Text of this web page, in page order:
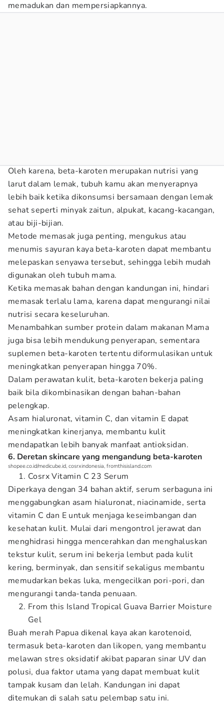
memadukan dan mempersiapkannya.
Oleh karena, beta-karoten merupakan nutrisi yang
larut dalam lemak, tubuh kamu akan menyerapnya
lebih baik ketika dikonsumsi bersamaan dengan lemak
sehat seperti minyak zaitun, alpukat, kacang-kacangan,
atau biji-bijian.
Metode memasak juga penting, mengukus atau
menumis sayuran kaya beta-karoten dapat membantu
melepaskan senyawa tersebut, sehingga lebih mudah
digunakan oleh tubuh mama.
Ketika memasak bahan dengan kandungan ini, hindari
memasak terlalu lama, karena dapat mengurangi nilai
nutrisi secara keseluruhan.
Menambahkan sumber protein dalam makanan Mama
juga bisa lebih mendukung penyerapan, sementara
suplemen beta-karoten tertentu diformulasikan untuk
meningkatkan penyerapan hingga 70%.
Dalam perawatan kulit, beta-karoten bekerja paling
baik bila dikombinasikan dengan bahan-bahan
pelengkap.
Asam hialuronat, vitamin C, dan vitamin E dapat
meningkatkan kinerjanya, membantu kulit
mendapatkan lebih banyak manfaat antioksidan.
6. Deretan skincare yang mengandung beta-karoten
shopee.co.id/medicube.id, cosrxindonesia, fromthisisland.com
Cosrx Vitamin C 23 Serum
Diperkaya dengan 34 bahan aktif, serum serbaguna ini
menggabungkan asam hialuronat, niacinamide, serta
vitamin C dan E untuk menjaga keseimbangan dan
kesehatan kulit. Mulai dari mengontrol jerawat dan
menghidrasi hingga mencerahkan dan menghaluskan
tekstur kulit, serum ini bekerja lembut pada kulit
kering, berminyak, dan sensitif sekaligus membantu
memudarkan bekas luka, mengecilkan pori-pori, dan
mengurangi tanda-tanda penuaan.
From this Island Tropical Guava Barrier Moisture
Gel
Buah merah Papua dikenal kaya akan karotenoid,
termasuk beta-karoten dan likopen, yang membantu
melawan stres oksidatif akibat paparan sinar UV dan
polusi, dua faktor utama yang dapat membuat kulit
tampak kusam dan lelah. Kandungan ini dapat
ditemukan di salah satu pelembap satu ini.